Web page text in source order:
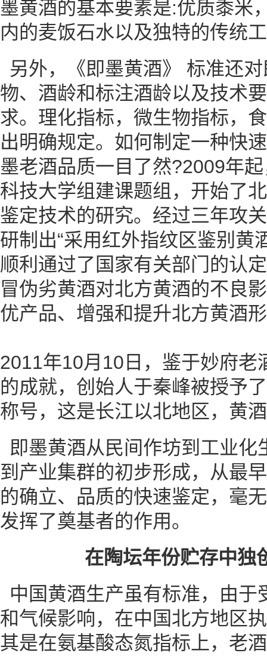
墨黄酒的基本要素是:优质黍米
内的麦饭石水以及独特的传统
另外，《即墨黄酒》 标准还
物、酒龄和标注酒龄以及技术
求。理化指标，微生物指标，
出明确规定。如何制定一种快
墨老酒品质一目了然?2009年
科技大学组建课题组，开始了
鉴定技术的研究。经过三年攻
研制出“采用红外指纹区鉴别黄
顺利通过了国家有关部门的认
冒伪劣黄酒对北方黄酒的不良
优产品、增强和提升北方黄酒
2011年10月10日，鉴于妙府老
的成就，创始人于秦峰被授予
称号，这是长江以北地区，黄
即墨黄酒从民间作坊到工业化
到产业集群的初步形成，从最
的确立、品质的快速鉴定，毫
发挥了奠基者的作用。
在陶坛年份贮存中独
中国黄酒生产虽有标准，由于
和气候影响，在中国北方地区
其是在氨基酸态氮指标上，老